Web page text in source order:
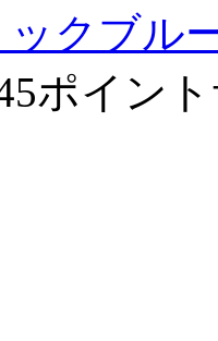
クブル
ポイン